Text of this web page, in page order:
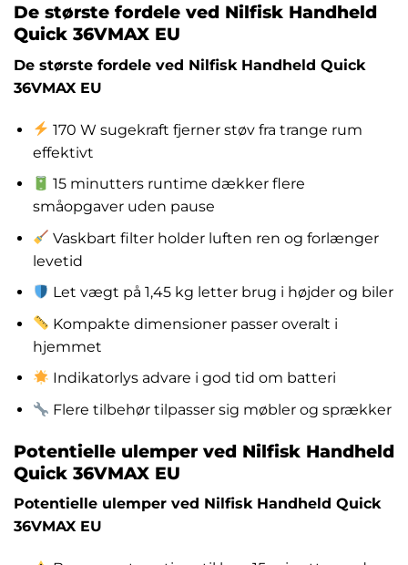
De største fordele ved Nilfisk Handheld
Quick 36VMAX EU
De største fordele ved Nilfisk Handheld Quick
36VMAX EU
170 W sugekraft fjerner støv fra trange rum
effektivt
15 minutters runtime dækker flere
småopgaver uden pause
Vaskbart filter holder luften ren og forlænger
levetid
Let vægt på 1,45 kg letter brug i højder og biler
Kompakte dimensioner passer overalt i
hjemmet
Indikatorlys advare i god tid om batteri
Flere tilbehør tilpasser sig møbler og sprækker
Potentielle ulemper ved Nilfisk Handheld
Quick 36VMAX EU
Potentielle ulemper ved Nilfisk Handheld Quick
36VMAX EU